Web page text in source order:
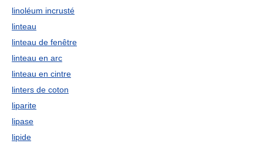
linoléum incrusté
linteau
linteau de fenêtre
linteau en arc
linteau en cintre
linters de coton
liparite
lipase
lipide